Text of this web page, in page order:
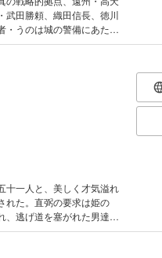
武田勝頼、織田信長、徳川
・うのは城の警備にあたっ
とから、武田方に寝返るこ
国歴史小説。
十一人と、美しく才気溢れ
れた。直弼の要求は姫の
、逃げ道を塞がれた男達
業は困難を極める……。
！ 感動の娯楽大作。